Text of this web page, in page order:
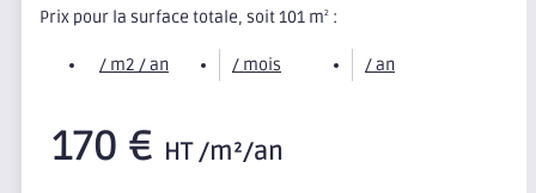
Prix pour la surface totale, soit 101 m2 :
/ m2 / an / mois / an
170 € HT /m²/an